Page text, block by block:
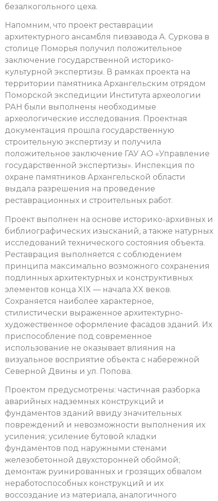
безалкогольного цеха.
Напомним, что проект реставрации
архитектурного ансамбля пивзавода А. Суркова в
столице Поморья получил положительное
заключение государственной историко-
культурной экспертизы. В рамках проекта на
территории памятника Архангельским отрядом
Поморской экспедиции Института археологии
РАН были выполнены необходимые
археологические исследования. Проектная
документация прошла государственную
строительную экспертизу и получила
положительное заключение ГАУ АО «Управление
государственной экспертизы». Инспекция по
охране памятников Архангельской области
выдала разрешения на проведение
реставрационных и строительных работ.
Проект выполнен на основе историко-архивных и
библиографических изысканий, а также натурных
исследований технического состояния объекта.
Реставрация выполняется с соблюдением
принципа максимально возможного сохранения
подлинных архитектурных и конструктивных
элементов конца XIX — начала XX веков.
Сохраняется наиболее характерное,
стилистически выраженное архитектурно-
художественное оформление фасадов зданий. Их
приспособление под современное
использование не оказывает влияния на
визуальное восприятие объекта с набережной
Северной Двины и ул. Попова.
Проектом предусмотрены: частичная разборка
аварийных надземных конструкций и
фундаментов зданий ввиду значительных
повреждений и невозможности выполнения их
усиления; усиление бутовой кладки
фундаментов под наружными стенами
железобетонной двухсторонней обоймой;
демонтаж руинированных и грозящих обвалом
неработоспособных конструкций и их
воссоздание из материала, аналогичного